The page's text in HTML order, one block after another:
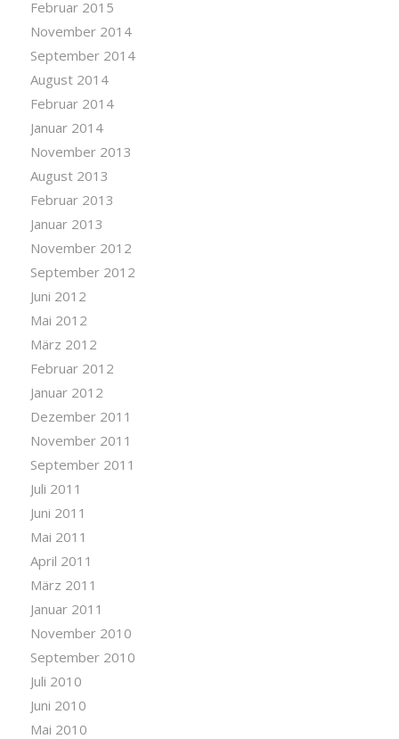
Februar 2015
November 2014
September 2014
August 2014
Februar 2014
Januar 2014
November 2013
August 2013
Februar 2013
Januar 2013
November 2012
September 2012
Juni 2012
Mai 2012
März 2012
Februar 2012
Januar 2012
Dezember 2011
November 2011
September 2011
Juli 2011
Juni 2011
Mai 2011
April 2011
März 2011
Januar 2011
November 2010
September 2010
Juli 2010
Juni 2010
Mai 2010